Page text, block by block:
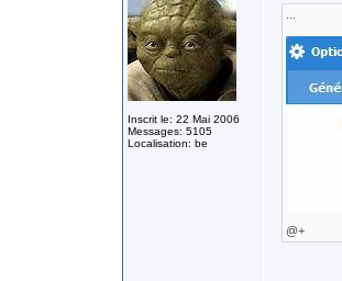
Inscrit le: 22 Mai 2006
Messages: 5105
Localisation: be
@+